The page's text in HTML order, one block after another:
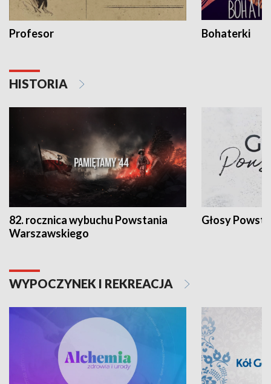
Profesor Bohaterki
HISTORIA
82. rocznica wybuchu Powstania
Warszawskiego
Głosy
WYPOCZYNEK I REKREACJA